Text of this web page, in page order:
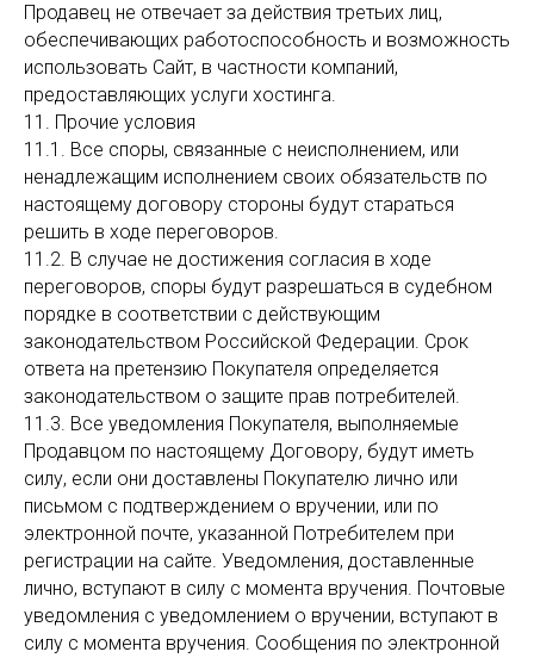
Продавец не отвечает за действия третьих лиц,
обеспечивающих работоспособность и возможность
использовать Сайт, в частности компаний,
предоставляющих услуги хостинга.
11. Прочие условия
11.1. Все споры, связанные с неисполнением, или
ненадлежащим исполнением своих обязательств по
настоящему договору стороны будут стараться
решить в ходе переговоров.
11.2. В случае не достижения согласия в ходе
переговоров, споры будут разрешаться в судебном
порядке в соответствии с действующим
законодательством Российской Федерации. Срок
ответа на претензию Покупателя определяется
законодательством о защите прав потребителей.
11.3. Все уведомления Покупателя, выполняемые
Продавцом по настоящему Договору, будут иметь
силу, если они доставлены Покупателю лично или
письмом с подтверждением о вручении, или по
электронной почте, указанной Потребителем при
регистрации на сайте. Уведомления, доставленные
лично, вступают в силу с момента вручения. Почтовые
уведомления с уведомлением о вручении, вступают в
силу с момента вручения. Сообщения по электронной